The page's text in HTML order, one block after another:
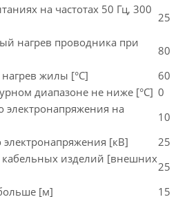
на частотах 50 Гц, 300
25
нагрев проводника при
80
жилы [°С]
60
диапазоне не ниже [°C] 0
на
10
[кВ]
25
кабельных изделий [внешних
25
[м]
15